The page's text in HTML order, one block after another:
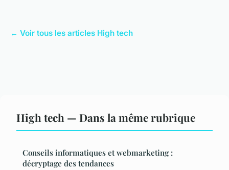
← Voir tous les articles High tech
High tech — Dans la même rubrique
Conseils informatiques et webmarketing :
décryptage des tendances